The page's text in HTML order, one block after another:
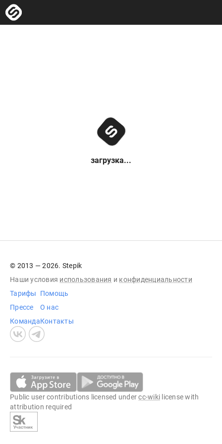
загрузка...
© 2013 — 2026. Stepik
Наши условия использования и конфиденциальности
Тарифы
Прессе
Команда
Помощь
О нас
Контакты
Public user contributions licensed undercc-wiki license with
attribution required